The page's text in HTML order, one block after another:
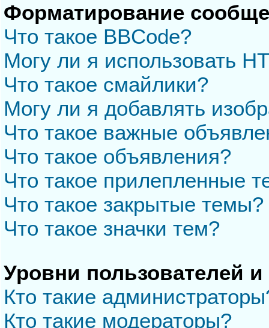
Форматирование
Что такое BBCode?
Могу ли я использовать
Что такое смайлики?
Могу ли я добавлять
Что такое важные
Что такое объявления?
Что такое прилепленные
Что такое закрытые темы?
Что такое значки тем?
Уровни пользователей
Кто такие
Кто такие модераторы?